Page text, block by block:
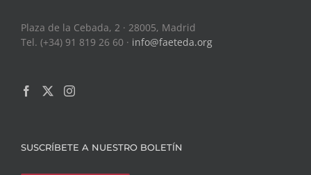
Plaza de la Cebada, 2 · 28005, Madrid
Tel. (+34) 91 819 26 60 · info@faeteda.org
SUSCRÍBETE A NUESTRO BOLETÍN